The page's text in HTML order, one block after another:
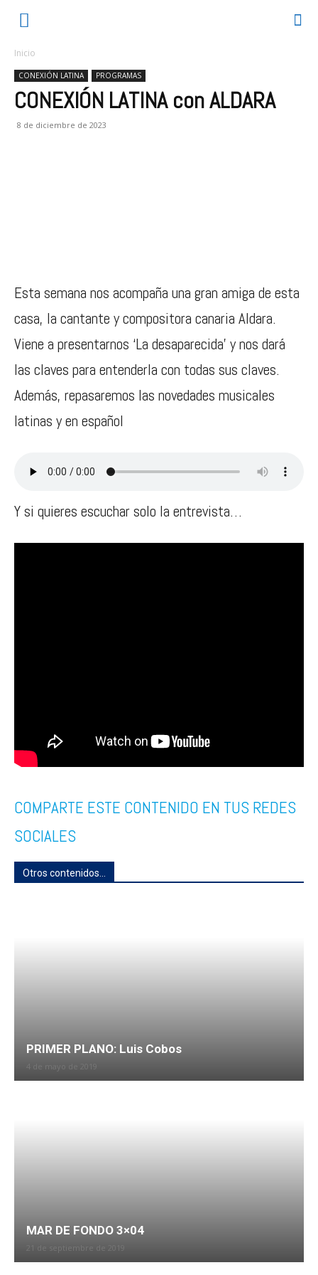
Inicio
CONEXIÓN LATINA PROGRAMAS
CONEXIÓN LATINA con ALDARA
8 de diciembre de 2023
Esta semana nos acompaña una gran amiga de esta
casa, la cantante y compositora canaria Aldara.
Viene a presentarnos ‘La desaparecida’ y nos dará
las claves para entenderla con todas sus claves.
Además, repasaremos las novedades musicales
latinas y en español
Y si quieres escuchar solo la entrevista…
COMPARTE ESTE CONTENIDO EN TUS REDES
SOCIALES
Otros contenidos...
PRIMER PLANO: Luis Cobos
4 de mayo de 2019
MAR DE FONDO 3×04
21 de septiembre de 2019